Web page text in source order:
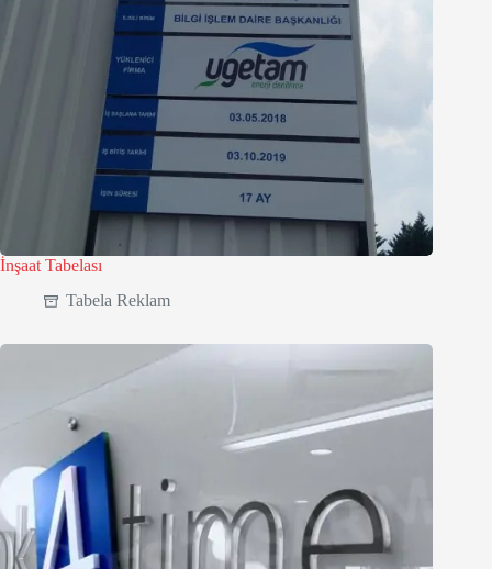
İnşaat Tabelası
Tabela Reklam